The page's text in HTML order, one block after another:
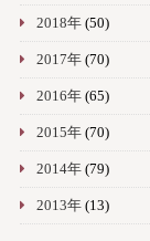
2018年(50)
2017年(70)
2016年(65)
2015年(70)
2014年(79)
2013年(13)